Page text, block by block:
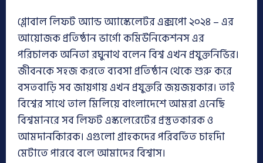
গ্লোবাল লিফট অ্যান্ড অ্যাস্কেলেটর এক্সপো ২০২৪ – এর
আয়োজক প্রতিষ্ঠান ভার্গো কমিউনিকেশনস এর
পরিচালক অনিতা রঘুনাথ বলেন বিশ্ব এখন প্রযুক্তনির্ভির।
জীবনকে সহজ করতে ব্যবসা প্রতিষ্ঠান থেকে শুরু করে
বসতবাড়ি সব জায়গায় এখন প্রযুক্তরি জয়জয়কার। তাই
বিশ্বের সাথে তাল মিলিয়ে বাংলাদেশে আমরা এনেছি
বিশ্বমানরে সব লিফট এস্কলেরেটের প্রস্তুতকারক ও
আমদানকিারক। এগুলো গ্রাহকদের পরিবর্তিত চাহদিা
মেটাতে পারবে বলে আমাদের বিশ্বাস।